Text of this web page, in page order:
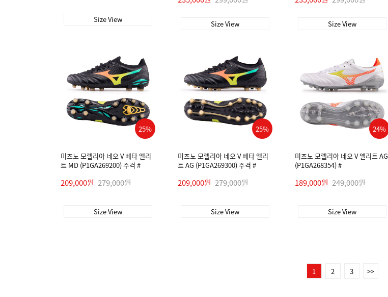
Size View Size View Size View
25%
미즈노 모렐리아 네오 V 베타 엘리
트 MD (P1GA269200) 주걱 #
209,000원 279,000원
Size View
25%
미즈노 모렐리아 네오 V 베타 엘리
트 AG (P1GA269300) 주걱 #
209,000원 279,000원
Size View
24%
미즈노 모렐리아 네오 V 엘리트 AG
(P1GA268354) #
189,000원 249,000원
Size View
1 2 3 >>